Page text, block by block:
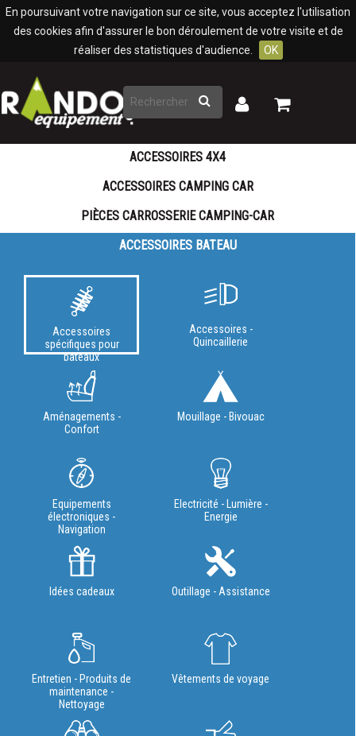
En poursuivant votre navigation sur ce site, vous acceptez l'utilisation
des cookies afin d'assurer le bon déroulement de votre visite et de
réaliser des statistiques d'audience.
OK
Rechercher
Mon
Mon
ACCESSOIRES 4X4
ACCESSOIRES CAMPING CAR
PIÈCES CARROSSERIE CAMPING-CAR
ACCESSOIRES BATEAU
Accessoires
spécifiques pour
bateaux
Accessoires -
Quincaillerie
Aménagements -
Confort
Mouillage - Bivouac
Equipements
électroniques -
Navigation
Electricité - Lumière -
Energie
Idées cadeaux Outillage - Assistance
Entretien - Produits de
maintenance -
Nettoyage
Vêtements de voyage
Panneau de gestion des cookies